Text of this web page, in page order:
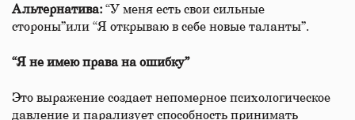
Альтернатива: “У меня есть свои сильные
стороны”или “Я открываю в себе новые таланты”.
“Я не имею права на ошибку”
Это выражение создает непомерное психологическое
давление и парализует способность принимать